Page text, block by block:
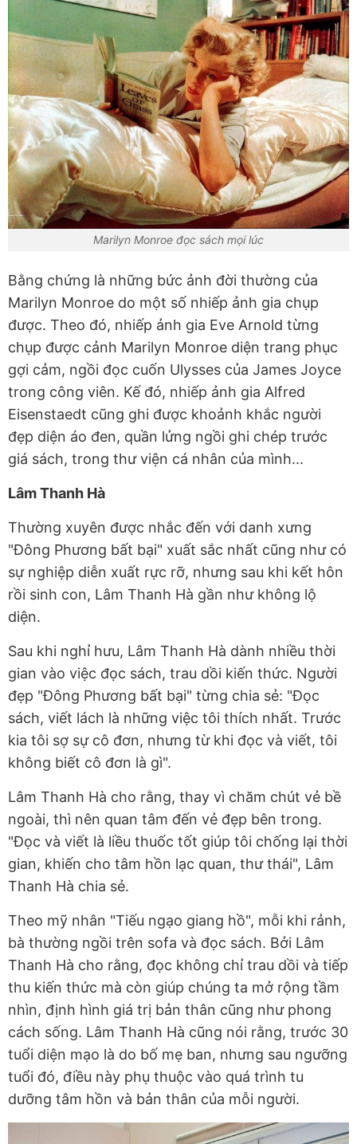
Marilyn Monroe đọc sách mọi lúc
Bằng chứng là những bức ảnh đời thường của
Marilyn Monroe do một số nhiếp ảnh gia chụp
được. Theo đó, nhiếp ảnh gia Eve Arnold từng
chụp được cảnh Marilyn Monroe diện trang phục
gợi cảm, ngồi đọc cuốn Ulysses của James Joyce
trong công viên. Kế đó, nhiếp ảnh gia Alfred
Eisenstaedt cũng ghi được khoảnh khắc người
đẹp diện áo đen, quần lửng ngồi ghi chép trước
giá sách, trong thư viện cá nhân của mình...
Lâm Thanh Hà
Thường xuyên được nhắc đến với danh xưng
"Đông Phương bất bại" xuất sắc nhất cũng như có
sự nghiệp diễn xuất rực rỡ, nhưng sau khi kết hôn
rồi sinh con, Lâm Thanh Hà gần như không lộ
diện.
Sau khi nghỉ hưu, Lâm Thanh Hà dành nhiều thời
gian vào việc đọc sách, trau dồi kiến thức. Người
đẹp "Đông Phương bất bại" từng chia sẻ: "Đọc
sách, viết lách là những việc tôi thích nhất. Trước
kia tôi sợ sự cô đơn, nhưng từ khi đọc và viết, tôi
không biết cô đơn là gì".
Lâm Thanh Hà cho rằng, thay vì chăm chút vẻ bề
ngoài, thì nên quan tâm đến vẻ đẹp bên trong.
"Đọc và viết là liều thuốc tốt giúp tôi chống lại thời
gian, khiến cho tâm hồn lạc quan, thư thái", Lâm
Thanh Hà chia sẻ.
Theo mỹ nhân "Tiếu ngạo giang hồ", mỗi khi rảnh,
bà thường ngồi trên sofa và đọc sách. Bởi Lâm
Thanh Hà cho rằng, đọc không chỉ trau dồi và tiếp
thu kiến thức mà còn giúp chúng ta mở rộng tầm
nhìn, định hình giá trị bản thân cũng như phong
cách sống. Lâm Thanh Hà cũng nói rằng, trước 30
tuổi diện mạo là do bố mẹ ban, nhưng sau ngưỡng
tuổi đó, điều này phụ thuộc vào quá trình tu
dưỡng tâm hồn và bản thân của mỗi người.